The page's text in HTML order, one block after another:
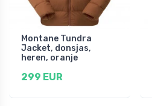
Montane Tundra
Jacket, donsjas,
heren, oranje
299 EUR